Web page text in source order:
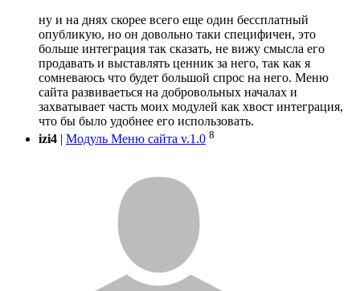
ну и на днях скорее всего еще один бессплатный
опубликую, но он довольно таки специфичен, это
больше интеграция так сказать, не вижу смысла его
продавать и выставлять ценник за него, так как я
сомневаюсь что будет большой спрос на него. Меню
сайта развиваеться на добровольных началах и
захватывает часть моих модулей как хвост интеграция,
что бы было удобнее его использовать.
izi4 | Модуль Меню сайта v.1.0 8